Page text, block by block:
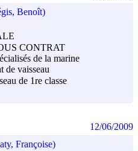
Benoît)
CONTRAT
de la marine
de vaisseau
de 1re classe
Françoise)
12/06/2009